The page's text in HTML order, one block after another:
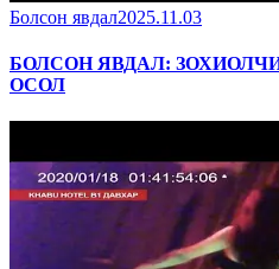
Болсон явдал2025.11.03
БОЛСОН ЯВДАЛ:
ОСОЛ